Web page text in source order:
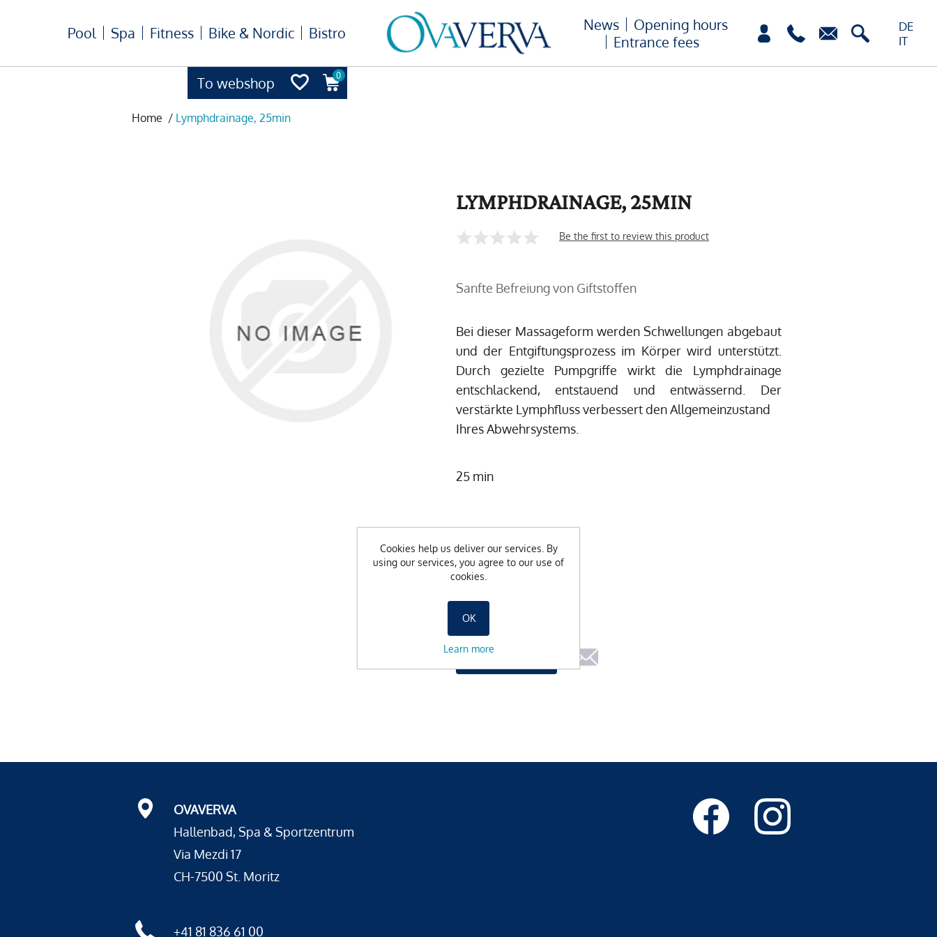
To webshop 0
DE
IT
Pool Spa Fitness Bike & Nordic Bistro News
Opening hours
Entrance fees
Home / Lymphdrainage, 25min
LYMPHDRAINAGE, 25MIN
Be the first to review this product
Sanfte Befreiung von Giftstoffen
Bei dieser Massageform werden Schwellungen abgebaut
und der Entgiftungsprozess im Körper wird unterstützt.
Durch gezielte Pumpgriffe wirkt die Lymphdrainage
entschlackend, entstauend und entwässernd. Der
verstärkte Lymphfluss verbessert den Allgemeinzustand
Ihres Abwehrsystems.
25 min
CHF 75.00
-
OVAVERVA
Hallenbad, Spa & Sportzentrum
Via Mezdi 17
CH-7500 St. Moritz
+41 81 836 61 00
Cookies help us deliver our services. By
using our services, you agree to our use of
cookies.
OK
Learn more